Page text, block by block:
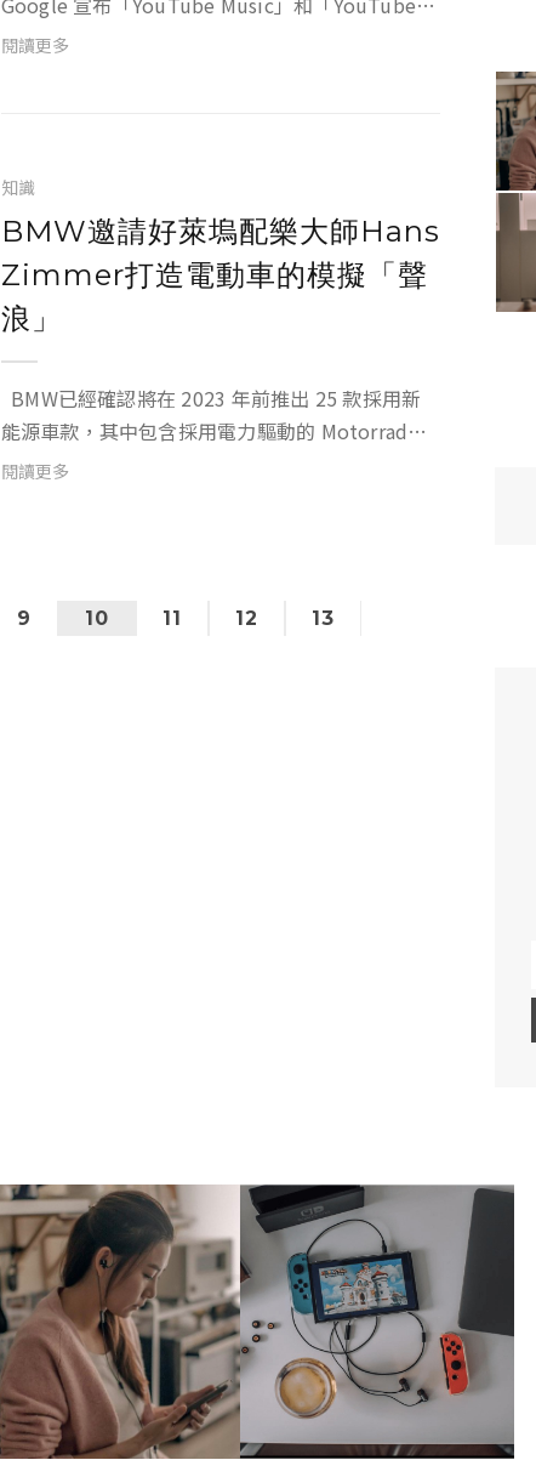
Premium」全新串流服務正式在台上線！前者主
閱讀更多
知識
BMW邀請好萊塢配樂大師Hans
Zimmer打造電動車的模擬「聲
浪」
能源車款，其中包含採用電力驅動的 Motorrad
Vision DC Roadster 二輪車輛，以及概念跑車
閱讀更多
9 10 11 12
13